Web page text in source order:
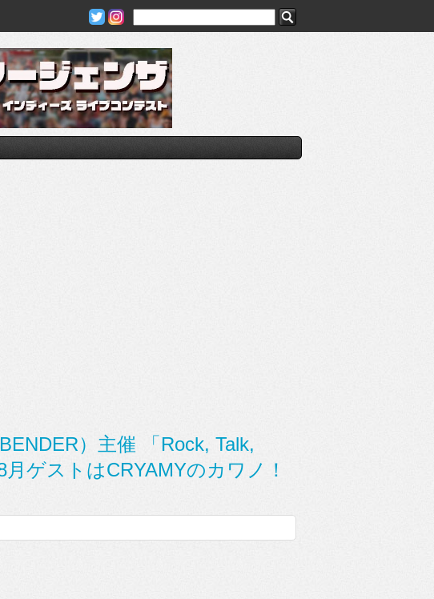
）主催 「Rock, Talk,
ゲストはCRYAMYのカワノ！